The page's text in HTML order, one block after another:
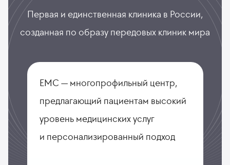
Первая и единственная клиника в России,
созданная по образу передовых клиник мира
ЕМС — многопрофильный центр,
предлагающий пациентам высокий
уровень медицинских услуг
и персонализированный подход